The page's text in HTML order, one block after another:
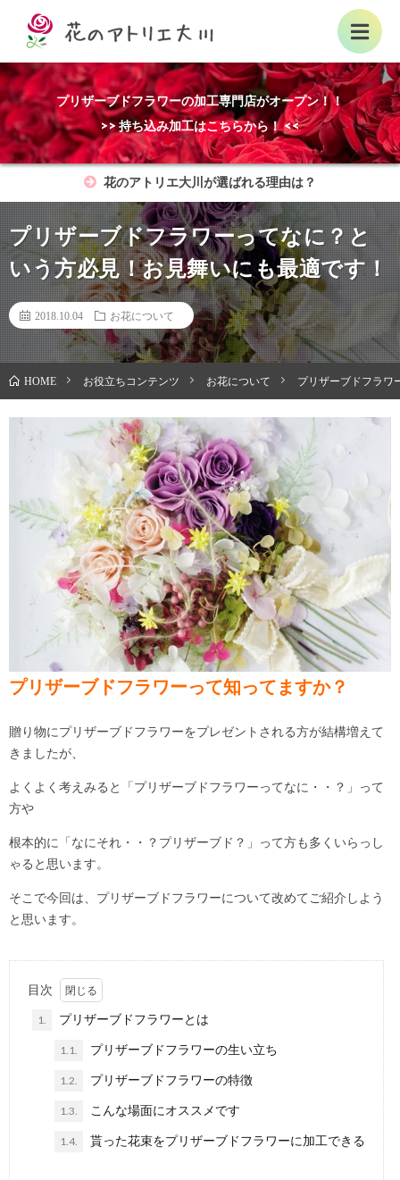
プリザーブドフラワーの加工専門店がオープン！！
>> 持ち込み加工はこちらから！ <<
花のアトリエ大川が選ばれる理由は？
プリザーブドフラワーってなに？と
いう方必見！お見舞いにも最適です！
2018.10.04 お花について
HOME お役立ちコンテンツ お花について プリザーブドフラワ
プリザーブドフラワーって知ってますか？
贈り物にプリザーブドフラワーをプレゼントされる方が結構増えて
きましたが、
よくよく考えみると「プリザーブドフラワーってなに・・？」って
方や
根本的に「なにそれ・・？プリザーブド？」って方も多くいらっし
ゃると思います。
そこで今回は、プリザーブドフラワーについて改めてご紹介しよう
と思います。
目次
1. プリザーブドフラワーとは
1.1. プリザーブドフラワーの生い立ち
1.2. プリザーブドフラワーの特徴
1.3. こんな場面にオススメです
1.4. 貰った花束をプリザーブドフラワーに加工できる